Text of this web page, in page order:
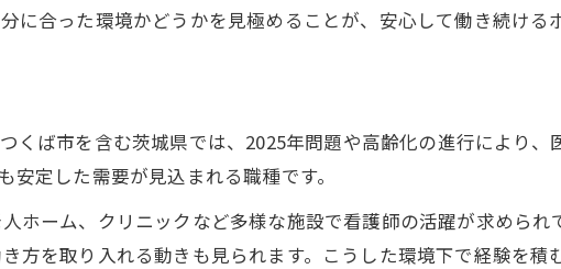
合った環境かどうかを見極めることが、安心して働き続ける
くば市を含む茨城県では、2025年問題や高齢化の進行により、
定した需要が見込まれる職種です。
ホーム、クリニックなど多様な施設で看護師の活躍が求められ
方を取り入れる動きも見られます。こうした環境下で経験を積